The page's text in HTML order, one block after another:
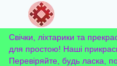
Свічки, ліхтарики та
для простою! Наші
Перевіряйте, будь ласка,